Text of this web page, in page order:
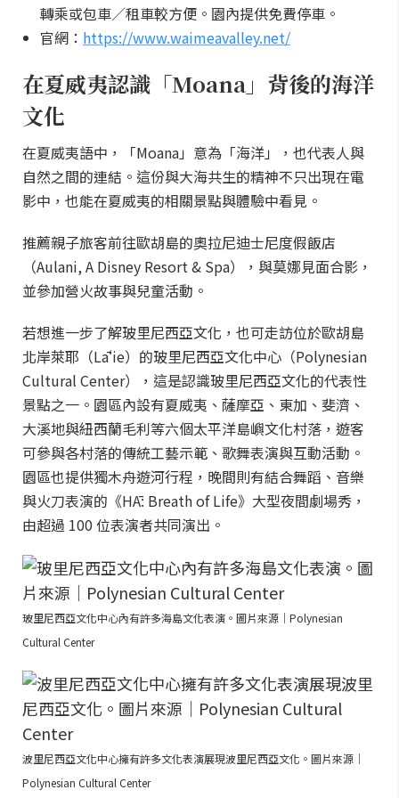
轉乘或包車／租車較方便。園內提供免費停車。
官網： https://www.waimeavalley.net/
在夏威夷認識「Moana」背後的海洋
文化
在夏威夷語中，「Moana」意為「海洋」，也代表人與
自然之間的連結。這份與大海共生的精神不只出現在電
影中，也能在夏威夷的相關景點與體驗中看見。
推薦親子旅客前往歐胡島的奧拉尼迪士尼度假飯店
（Aulani, A Disney Resort & Spa），與莫娜見面合影，
並參加營火故事與兒童活動。
若想進一步了解玻里尼西亞文化，也可走訪位於歐胡島
北岸萊耶（Lāʻie）的玻里尼西亞文化中心（Polynesian
Cultural Center），這是認識玻里尼西亞文化的代表性
景點之一。園區內設有夏威夷、薩摩亞、東加、斐濟、
大溪地與紐西蘭毛利等六個太平洋島嶼文化村落，遊客
可參與各村落的傳統工藝示範、歌舞表演與互動活動。
園區也提供獨木舟遊河行程，晚間則有結合舞蹈、音樂
與火刀表演的《HĀ: Breath of Life》大型夜間劇場秀，
由超過 100 位表演者共同演出。
玻里尼西亞文化中心內有許多海島文化表演。圖片來源｜Polynesian
Cultural Center
波里尼西亞文化中心擁有許多文化表演展現波里尼西亞文化。圖片來源｜
Polynesian Cultural Center